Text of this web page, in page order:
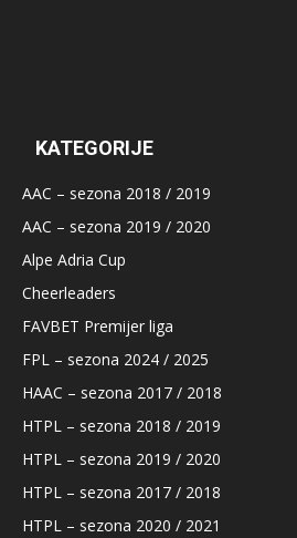
KATEGORIJE
AAC – sezona 2018 / 2019
AAC – sezona 2019 / 2020
Alpe Adria Cup
Cheerleaders
FAVBET Premijer liga
FPL – sezona 2024 / 2025
HAAC – sezona 2017 / 2018
HTPL – sezona 2018 / 2019
HTPL – sezona 2019 / 2020
HTPL – sezona 2017 / 2018
HTPL – sezona 2020 / 2021